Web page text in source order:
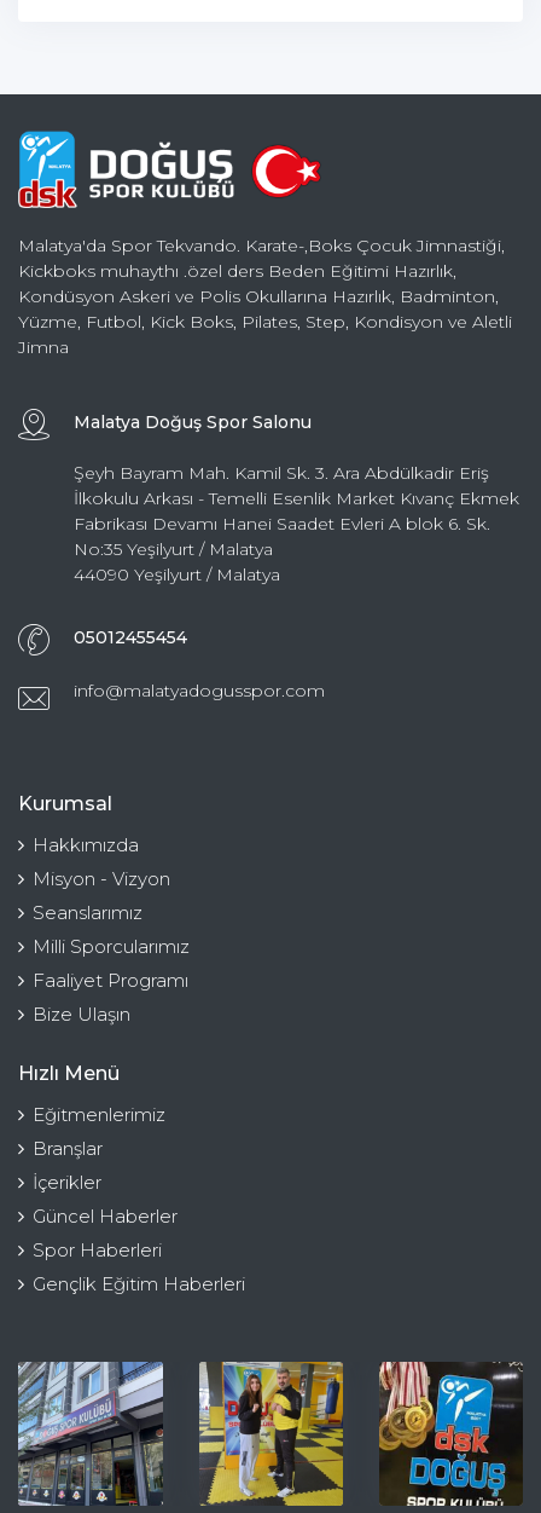
Malatya'da Spor Tekvando. Karate-,Boks Çocuk Jimnastiği,
Kickboks muhaythı .özel ders Beden Eğitimi Hazırlık,
Kondüsyon Askeri ve Polis Okullarına Hazırlık, Badminton,
Yüzme, Futbol, Kick Boks, Pilates, Step, Kondisyon ve Aletli
Jimna
Malatya Doğuş Spor Salonu
Şeyh Bayram Mah. Kamil Sk. 3. Ara Abdülkadir Eriş
İlkokulu Arkası - Temelli Esenlik Market Kıvanç Ekmek
Fabrikası Devamı Hanei Saadet Evleri A blok 6. Sk.
No:35 Yeşilyurt / Malatya
44090 Yeşilyurt / Malatya
05012455454
info@malatyadogusspor.com
Kurumsal
Hakkımızda
Misyon - Vizyon
Seanslarımız
Milli Sporcularımız
Faaliyet Programı
Bize Ulaşın
Hızlı Menü
Eğitmenlerimiz
Branşlar
İçerikler
Güncel Haberler
Spor Haberleri
Gençlik Eğitim Haberleri